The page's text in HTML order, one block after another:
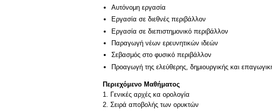
Αυτόνομη εργασία
Εργασία σε διεθνές περιβάλλον
Εργασία σε διεπιστημονικό περιβάλλον
Παραγωγή νέων ερευνητικών ιδεών
Σεβασμός στο φυσικό περιβάλλον
Προαγωγή της ελεύθερης, δημιουργικής και
Περιεχόμενο Μαθήματος
1. Γενικές αρχές κα ορολογία
2. Σειρά αποβολής των ορυκτών